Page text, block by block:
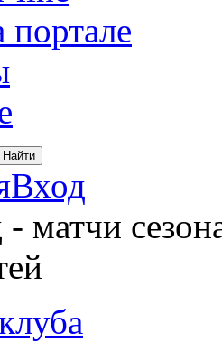
портале
Вход
матчи